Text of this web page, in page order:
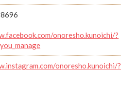
onoresho.kunoichi/?
onoresho.kunoichi/?